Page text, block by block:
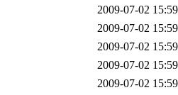
2009-07-02 15:59
2009-07-02 15:59
2009-07-02 15:59
2009-07-02 15:59
2009-07-02 15:59